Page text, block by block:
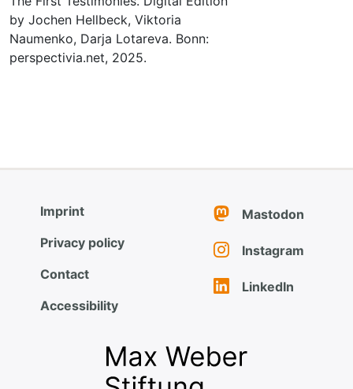
by Jochen Hellbeck, Viktoria
Naumenko, Darja Lotareva. Bonn:
perspectivia.net, 2025.
Imprint
Privacy policy
Contact
Accessibility
Mastodon
Instagram
LinkedIn